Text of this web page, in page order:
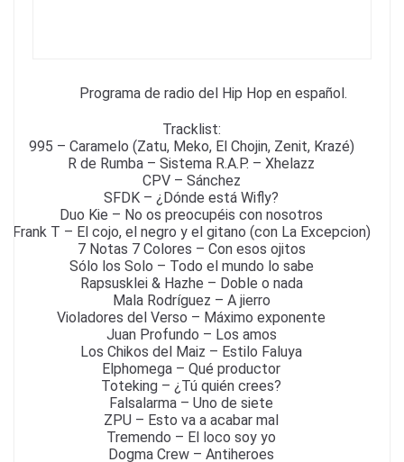
Programa de radio del Hip Hop en español.
Tracklist:
995 – Caramelo (Zatu, Meko, El Chojin, Zenit, Krazé)
R de Rumba – Sistema R.A.P. – Xhelazz
CPV – Sánchez
SFDK – ¿Dónde está Wifly?
Duo Kie – No os preocupéis con nosotros
Frank T – El cojo, el negro y el gitano (con La Excepcion)
7 Notas 7 Colores – Con esos ojitos
Sólo los Solo – Todo el mundo lo sabe
Rapsusklei & Hazhe – Doble o nada
Mala Rodríguez – A jierro
Violadores del Verso – Máximo exponente
Juan Profundo – Los amos
Los Chikos del Maiz – Estilo Faluya
Elphomega – Qué productor
Toteking – ¿Tú quién crees?
Falsalarma – Uno de siete
ZPU – Esto va a acabar mal
Tremendo – El loco soy yo
Dogma Crew – Antiheroes